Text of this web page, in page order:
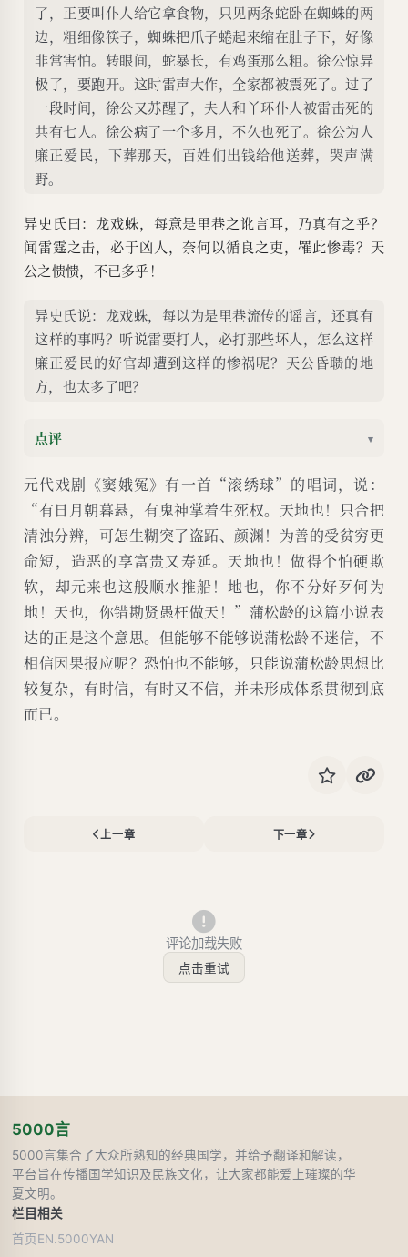
了，正要叫仆人给它拿食物，只见两条蛇卧在蜘蛛的两
边，粗细像筷子，蜘蛛把爪子蜷起来缩在肚子下，好像
非常害怕。转眼间，蛇暴长，有鸡蛋那么粗。徐公惊异
极了，要跑开。这时雷声大作，全家都被震死了。过了
一段时间，徐公又苏醒了，夫人和丫环仆人被雷击死的
共有七人。徐公病了一个多月，不久也死了。徐公为人
廉正爱民，下葬那天，百姓们出钱给他送葬，哭声满
野。
异史氏曰：龙戏蛛，每意是里巷之讹言耳，乃真有之乎？
闻雷霆之击，必于凶人，奈何以循良之吏，罹此惨毒？天
公之愦愦，不已多乎！
异史氏说：龙戏蛛，每以为是里巷流传的谣言，还真有
这样的事吗？听说雷要打人，必打那些坏人，怎么这样
廉正爱民的好官却遭到这样的惨祸呢？天公昏聩的地
方，也太多了吧？
点评 ▾
元代戏剧《窦娥冤》有一首“滚绣球”的唱词，说：
“有日月朝暮悬，有鬼神掌着生死权。天地也！只合把
清浊分辨，可怎生糊突了盗跖、颜渊！为善的受贫穷更
命短，造恶的享富贵又寿延。天地也！做得个怕硬欺
软，却元来也这般顺水推船！地也，你不分好歹何为
地！天也，你错勘贤愚枉做天！”蒲松龄的这篇小说表
达的正是这个意思。但能够不能够说蒲松龄不迷信，不
相信因果报应呢？恐怕也不能够，只能说蒲松龄思想比
较复杂，有时信，有时又不信，并未形成体系贯彻到底
而已。
上一章 下一章
评论加载失败
点击重试
5000言
5000言集合了大众所熟知的经典国学，并给予翻译和解读，
平台旨在传播国学知识及民族文化，让大家都能爱上璀璨的华
夏文明。
栏目
首页
相关
EN.5000YAN